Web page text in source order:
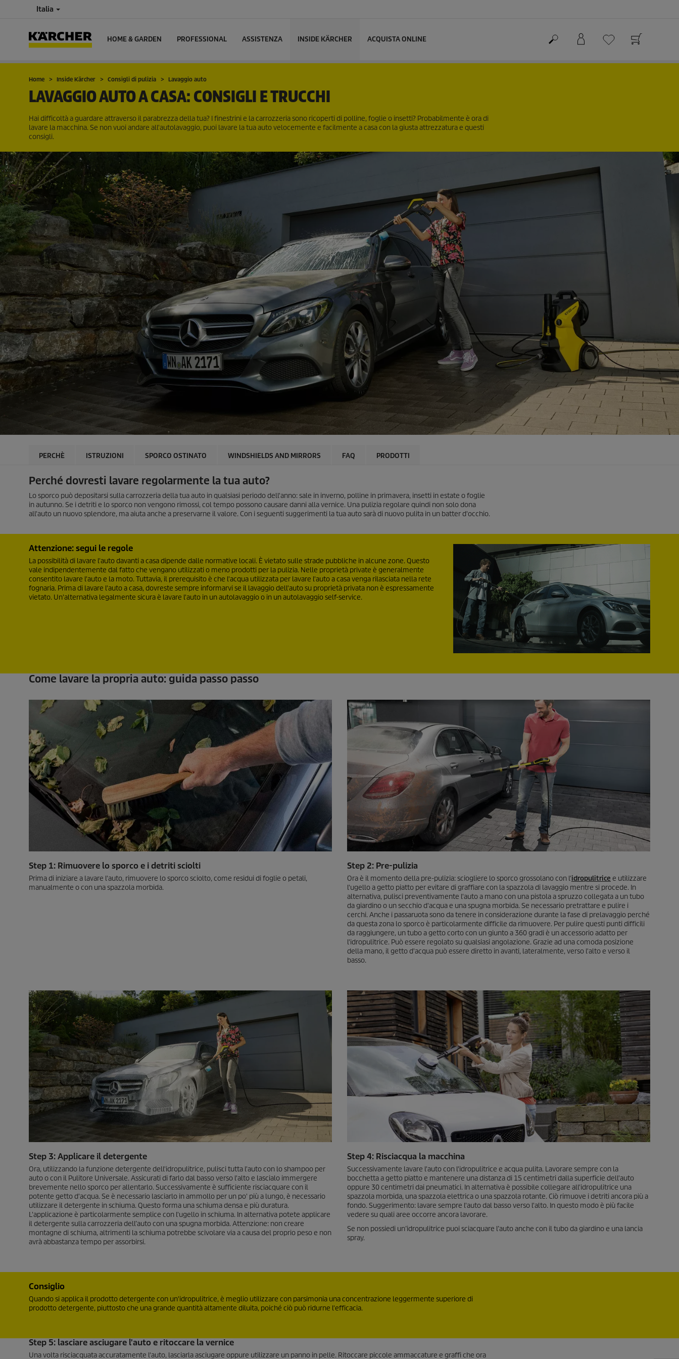
Italia
HOME & GARDEN PROFESSIONAL ASSISTENZA INSIDE KÄRCHER ACQUISTA ONLINE
Home Inside Kärcher Consigli di pulizia Lavaggio auto
LAVAGGIO AUTO A CASA: CONSIGLI E TRUCCHI
Hai difficoltà a guardare attraverso il parabrezza della tua? I finestrini e la carrozzeria sono ricoperti di polline, foglie o insetti? Probabilmente è ora di
lavare la macchina. Se non vuoi andare all'autolavaggio, puoi lavare la tua auto velocemente e facilmente a casa con la giusta attrezzatura e questi
consigli.
PERCHÈ ISTRUZIONI SPORCO OSTINATO WINDSHIELDS AND MIRRORS FAQ PRODOTTI
Perché dovresti lavare regolarmente la tua auto?
Lo sporco può depositarsi sulla carrozzeria della tua auto in qualsiasi periodo dell'anno: sale in inverno, polline in primavera, insetti in estate o foglie
in autunno. Se i detriti e lo sporco non vengono rimossi, col tempo possono causare danni alla vernice. Una pulizia regolare quindi non solo dona
all'auto un nuovo splendore, ma aiuta anche a preservarne il valore. Con i seguenti suggerimenti la tua auto sarà di nuovo pulita in un batter d'occhio.
Attenzione: segui le regole
La possibilità di lavare l'auto davanti a casa dipende dalle normative locali. È vietato sulle strade pubbliche in alcune zone. Questo
vale indipendentemente dal fatto che vengano utilizzati o meno prodotti per la pulizia. Nelle proprietà private è generalmente
consentito lavare l'auto e la moto. Tuttavia, il prerequisito è che l'acqua utilizzata per lavare l'auto a casa venga rilasciata nella rete
fognaria. Prima di lavare l'auto a casa, dovreste sempre informarvi se il lavaggio dell'auto su proprietà privata non è espressamente
vietato. Un'alternativa legalmente sicura è lavare l'auto in un autolavaggio o in un autolavaggio self-service.
Come lavare la propria auto: guida passo passo
Step 1: Rimuovere lo sporco e i detriti sciolti
Prima di iniziare a lavare l'auto, rimuovere lo sporco sciolto, come residui di foglie o petali,
manualmente o con una spazzola morbida.
Step 2: Pre-pulizia
Ora è il momento della pre-pulizia: sciogliere lo sporco grossolano con l'idropulitrice e utilizzare
l'ugello a getto piatto per evitare di graffiare con la spazzola di lavaggio mentre si procede. In
alternativa, pulisci preventivamente l'auto a mano con una pistola a spruzzo collegata a un tubo
da giardino o un secchio d'acqua e una spugna morbida. Se necessario pretrattare e pulire i
cerchi. Anche i passaruota sono da tenere in considerazione durante la fase di prelavaggio perché
da questa zona lo sporco è particolarmente difficile da rimuovere. Per pulire questi punti difficili
da raggiungere, un tubo a getto corto con un giunto a 360 gradi è un accessorio adatto per
l'idropulitrice. Può essere regolato su qualsiasi angolazione. Grazie ad una comoda posizione
della mano, il getto d'acqua può essere diretto in avanti, lateralmente, verso l'alto e verso il
basso.
Step 3: Applicare il detergente
Ora, utilizzando la funzione detergente dell'idropulitrice, pulisci tutta l'auto con lo shampoo per
auto o con il Pulitore Universale. Assicurati di farlo dal basso verso l'alto e lascialo immergere
brevemente nello sporco per allentarlo. Successivamente è sufficiente risciacquare con il
potente getto d'acqua. Se è necessario lasciarlo in ammollo per un po' più a lungo, è necessario
utilizzare il detergente in schiuma. Questo forma una schiuma densa e più duratura.
L'applicazione è particolarmente semplice con l'ugello in schiuma. In alternativa potete applicare
il detergente sulla carrozzeria dell’auto con una spugna morbida. Attenzione: non creare
montagne di schiuma, altrimenti la schiuma potrebbe scivolare via a causa del proprio peso e non
avrà abbastanza tempo per assorbirsi.
Step 4: Risciacqua la macchina
Successivamente lavare l'auto con l'idropulitrice e acqua pulita. Lavorare sempre con la
bocchetta a getto piatto e mantenere una distanza di 15 centimetri dalla superficie dell'auto
oppure 30 centimetri dai pneumatici. In alternativa è possibile collegare all'idropulitrice una
spazzola morbida, una spazzola elettrica o una spazzola rotante. Ciò rimuove i detriti ancora più a
fondo. Suggerimento: lavare sempre l'auto dal basso verso l'alto. In questo modo è più facile
vedere su quali aree occorre ancora lavorare.
Se non possiedi un’idropulitrice puoi sciacquare l’auto anche con il tubo da giardino e una lancia
spray.
Consiglio
Quando si applica il prodotto detergente con un'idropulitrice, è meglio utilizzare con parsimonia una concentrazione leggermente superiore di
prodotto detergente, piuttosto che una grande quantità altamente diluita, poiché ciò può ridurne l'efficacia.
Step 5: lasciare asciugare l'auto e ritoccare la vernice
Una volta risciacquata accuratamente l'auto, lasciarla asciugare oppure utilizzare un panno in pelle. Ritoccare piccole ammaccature e graffi che ora